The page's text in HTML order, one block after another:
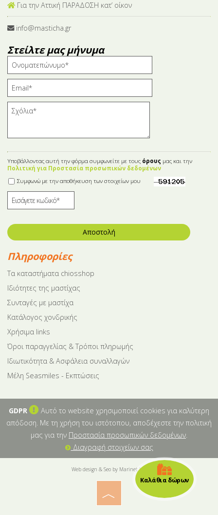
Για την Αττική ΠΑΡΑΔΟΣΗ κατ’ οίκον
info@masticha.gr
Στείλτε μας μήνυμα
Υποβάλλοντας αυτή την φόρμα συμφωνείτε με τους όρους μας και την
Πολιτική για Προστασία προσωπικών δεδομένων
Συμφωνώ με την αποθήκευση των στοιχείων μου
Αποστολή
Πληροφορίες
Tα καταστήματα chiosshop
Ιδιότητες της μαστίχας
Συνταγές με μαστίχα
Κατάλογος χονδρικής
Χρήσιμα links
Όροι παραγγελίας & Τρόποι πληρωμής
Ιδιωτικότητα & Ασφάλεια συναλλαγών
Μέλη Seasmiles - Εκπτώσεις
GDPR
Αυτό το website χρησιμοποιεί cookies για καλύτερη
απόδοση. Με τη χρήση του ιστότοπου, αποδέχεστε την πολιτική
μας για την Προστασία προσωπικών δεδομένων.
Διαγραφή στοιχείων σας
Web design & Seo by Marinet Ltd
︿
Καλάθια δώρων